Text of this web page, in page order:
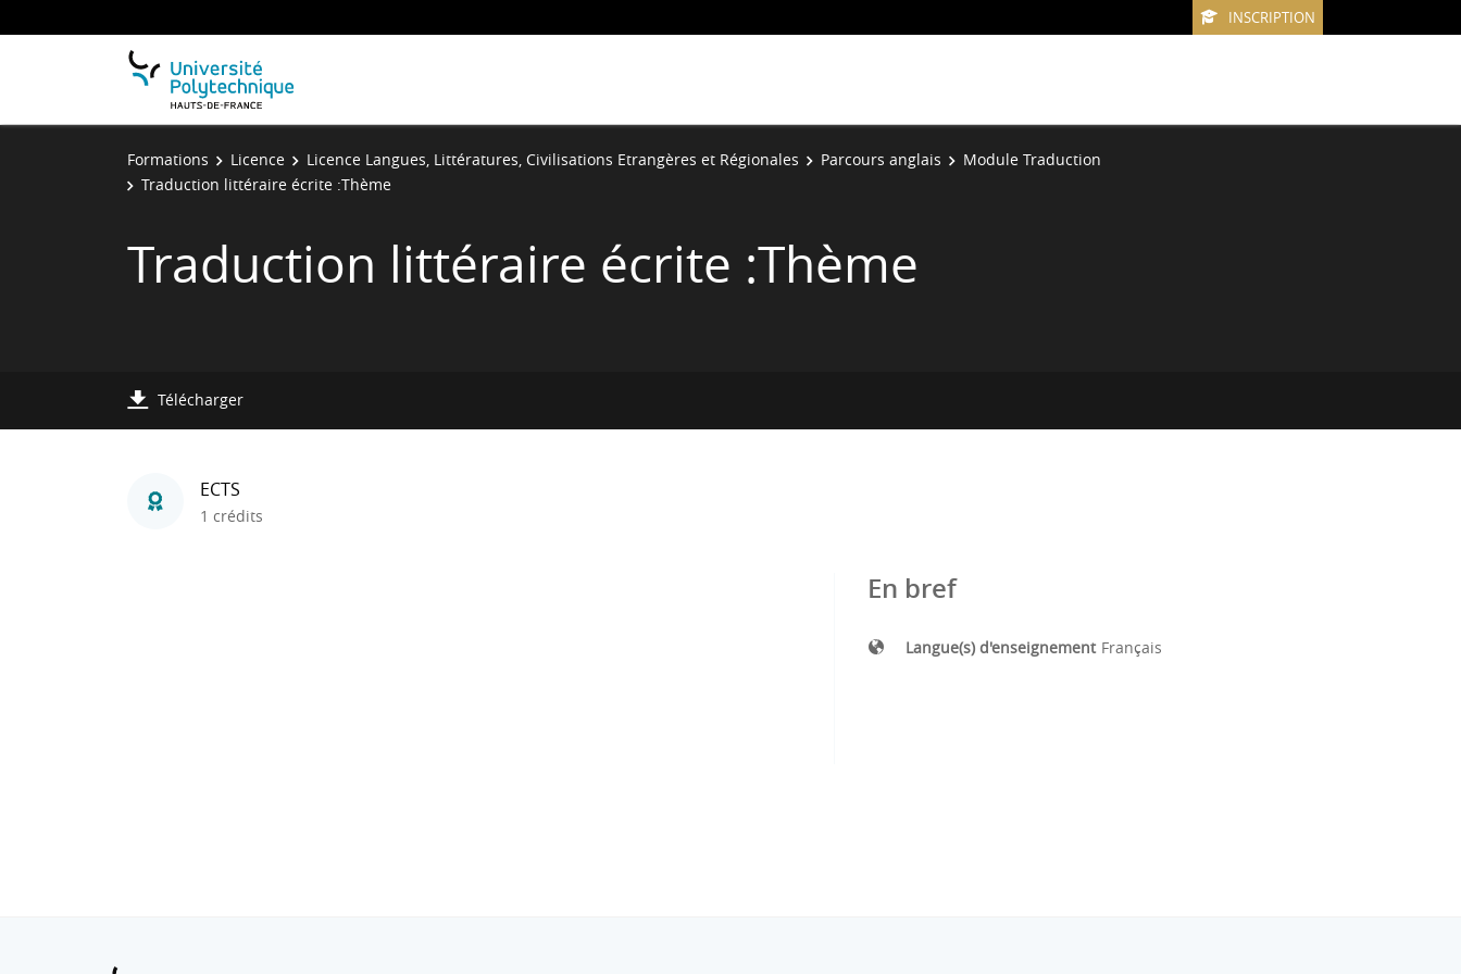
INSCRIPTION
Formations Licence Licence Langues, Littératures, Civilisations Etrangères et Régionales Parcours anglais
Module Traduction
Traduction littéraire écrite :Thème
Traduction littéraire écrite :Thème
Télécharger
ECTS
1 crédits
En bref
Langue(s) d'enseignement Français